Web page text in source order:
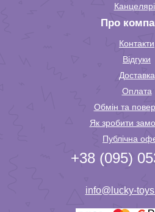
Про
Контакти
Відгуки
Доставка
Оплата
Обмін та
Як зробити
Публічна
+38 (095)
info@lucky-